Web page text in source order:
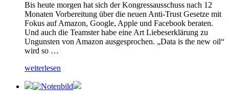
Bis heute morgen hat sich der Kongressausschuss nach 12
Monaten Vorbereitung über die neuen Anti-Trust Gesetze mit
Fokus auf Amazon, Google, Apple und Facebook beraten.
Und auch die Teamster habe eine Art Liebeserklärung zu
Ungunsten von Amazon ausgesprochen. „Data is the new oil“
wird so …
weiterlesen